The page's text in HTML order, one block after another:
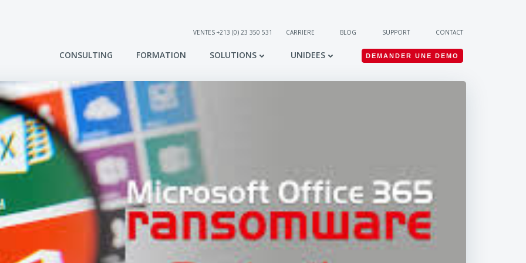
VENTES +213 (0) 23 350 531 CARRIERE BLOG SUPPORT CONTACT
CONSULTING FORMATION SOLUTIONS UNIDEES DEMANDER UNE DEMO